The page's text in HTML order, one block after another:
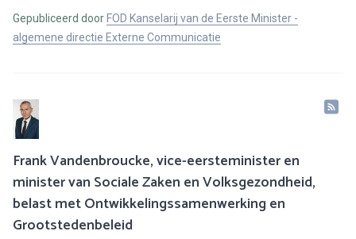
Gepubliceerd door FOD Kanselarij van de Eerste Minister -
algemene directie Externe Communicatie
Frank Vandenbroucke, vice-eersteminister en
minister van Sociale Zaken en Volksgezondheid,
belast met Ontwikkelingssamenwerking en
Grootstedenbeleid